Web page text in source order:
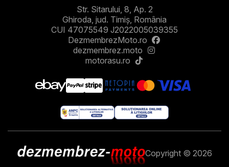
Str. Sitarului, 8, Ap. 2
Ghiroda, jud. Timiș, România
CUI 47075549 J2022005039355
DezmembrezMoto.ro
dezmembrez.moto
motorasu.ro
Copyright © 2026